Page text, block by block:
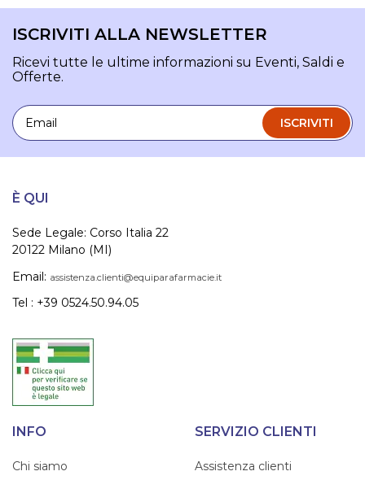
ISCRIVITI ALLA NEWSLETTER
Ricevi tutte le ultime informazioni su Eventi, Saldi e
Offerte.
Email
ISCRIVITI
È QUI
Sede Legale: Corso Italia 22
20122 Milano (MI)
Email: assistenza.clienti@equiparafarmacie.it
Tel : +39 0524.50.94.05
INFO
Chi siamo
SERVIZIO CLIENTI
Assistenza clienti